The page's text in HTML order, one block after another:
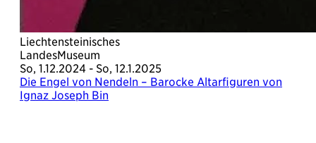
Liechtensteinisches
LandesMuseum
So, 1.12.2024 - So, 12.1.2025
Die Engel von Nendeln – Barocke Altarfiguren von
Ignaz Joseph Bin